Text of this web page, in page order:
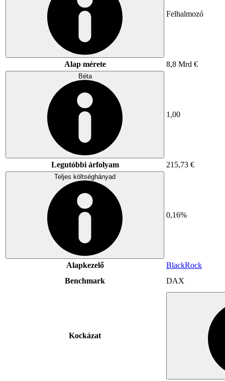
Felhalmozó
Alap mérete 8,8 Mrd €
Béta
1,00
Legutóbbi árfolyam 215,73 €
Teljes költséghányad
0,16%
Alapkezelő
BlackRock
Benchmark
DAX
Kockázat